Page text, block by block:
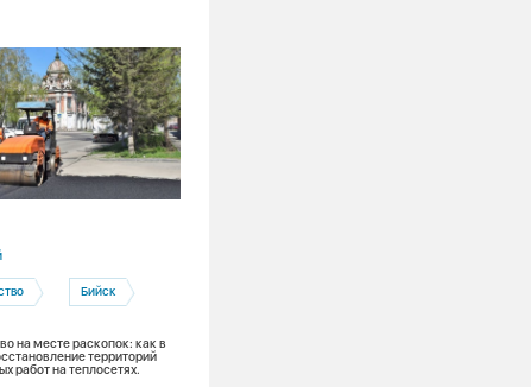
Бийск
на месте раскопок: как в
территорий
работ на теплосетях.